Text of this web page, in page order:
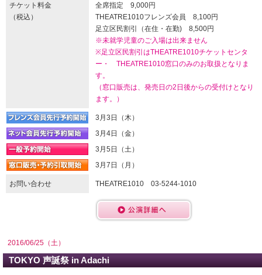
チケット料金
（税込）
全席指定 9,000円
THEATRE1010フレンズ会員 8,100円
足立区民割引（在住・在勤) 8,500円
※未就学児童のご入場は出来ません
※足立区民割引はTHEATRE1010チケットセンタ
ー・ THEATRE1010窓口のみのお取扱となりま
す。
（窓口販売は、発売日の2日後からの受付けとなり
ます。）
3月3日（木）
3月4日（金）
3月5日（土）
3月7日（月）
お問い合わせ THEATRE1010 03-5244-1010
2016/06/25（土）
TOKYO 声誕祭 in Adachi